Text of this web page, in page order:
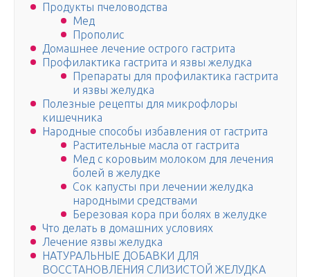
Продукты пчеловодства
Мед
Прополис
Домашнее лечение острого гастрита
Профилактика гастрита и язвы желудка
Препараты для профилактика гастрита
и язвы желудка
Полезные рецепты для микрофлоры
кишечника
Народные способы избавления от гастрита
Растительные масла от гастрита
Мед с коровьим молоком для лечения
болей в желудке
Сок капусты при лечении желудка
народными средствами
Березовая кора при болях в желудке
Что делать в домашних условиях
Лечение язвы желудка
НАТУРАЛЬНЫЕ ДОБАВКИ ДЛЯ
ВОССТАНОВЛЕНИЯ СЛИЗИСТОЙ ЖЕЛУДКА